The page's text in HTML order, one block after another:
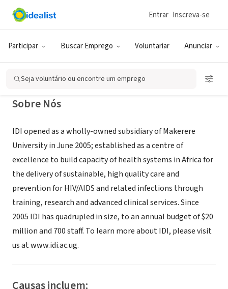
Participar Buscar Emprego Voluntariar Anunciar
Entrar Inscreva-se
Seja voluntário ou encontre um emprego
ONG (SETOR SOCIAL)
Infectious Diseases Institute
Sobre Nós
IDI opened as a wholly-owned subsidiary of Makerere
University in June 2005; established as a centre of
excellence to build capacity of health systems in Africa for
the delivery of sustainable, high quality care and
prevention for HIV/AIDS and related infections through
training, research and advanced clinical services. Since
2005 IDI has quadrupled in size, to an annual budget of $20
million and 700 staff. To learn more about IDI, please visit
us at www.idi.ac.ug.
Causas incluem: